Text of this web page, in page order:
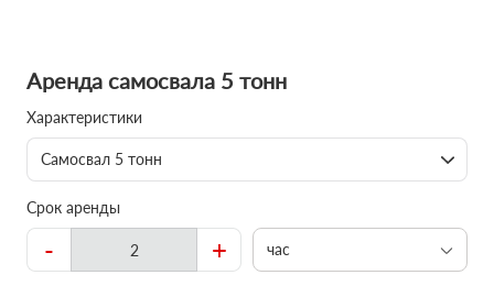
Аренда самосвала 5 тонн
Характеристики
Самосвал 5 тонн
Срок аренды
- + час